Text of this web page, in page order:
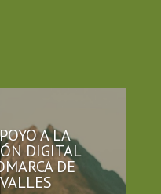
A LA
DIGITAL
DE